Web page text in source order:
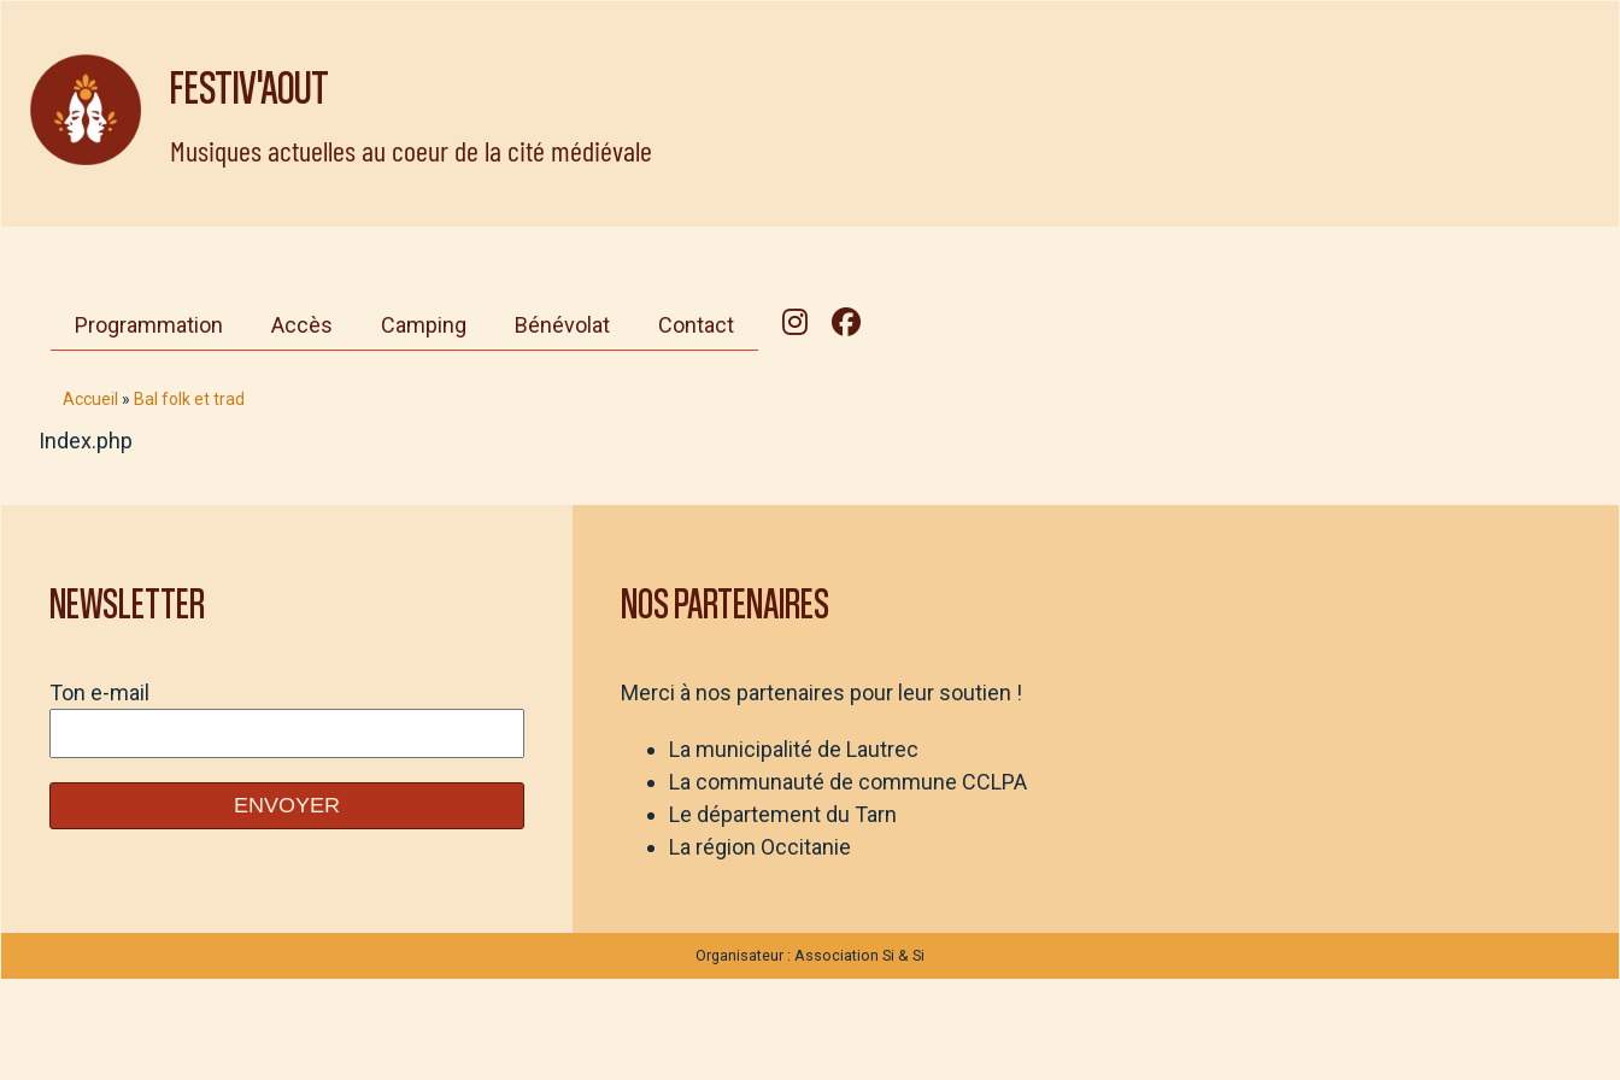
FESTIV'AOUT
Musiques actuelles au coeur de la cité médiévale
Programmation Accès Camping Bénévolat Contact
Accueil » Bal folk et trad
Index.php
NEWSLETTER
Ton e-mail
NOS PARTENAIRES
Merci à nos partenaires pour leur soutien !
La municipalité de Lautrec
La communauté de commune CCLPA
Le département du Tarn
La région Occitanie
Organisateur : Association Si & Si